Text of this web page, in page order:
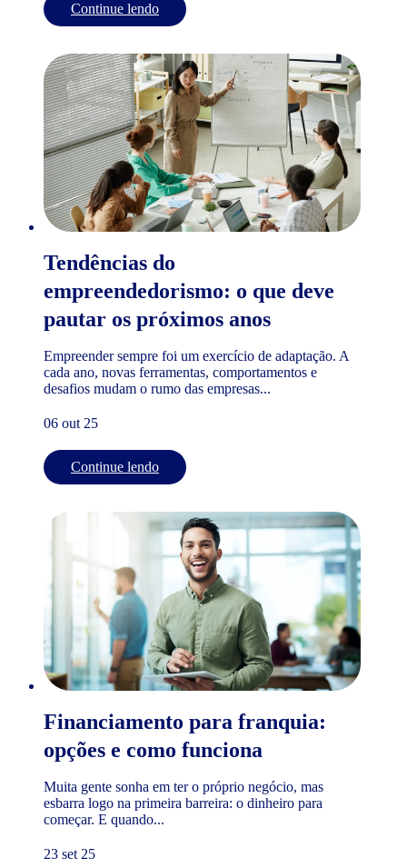
Continue lendo
Tendências do
empreendedorismo: o que deve
pautar os próximos anos
Empreender sempre foi um exercício de adaptação. A
cada ano, novas ferramentas, comportamentos e
desafios mudam o rumo das empresas...
06 out 25
Continue lendo
Financiamento para franquia:
opções e como funciona
Muita gente sonha em ter o próprio negócio, mas
esbarra logo na primeira barreira: o dinheiro para
começar. E quando...
23 set 25